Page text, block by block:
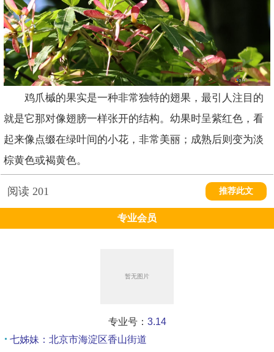
鸡爪槭的果实是一种非常独特的翅果，最引人注目的
就是它那对像翅膀一样张开的结构。幼果时呈紫红色，看
起来像点缀在绿叶间的小花，非常美丽；成熟后则变为淡
棕黄色或褐黄色。
阅读 201 推荐此文
专业会员
专业号： 3.14
七姊妹：北京市海淀区香山街道